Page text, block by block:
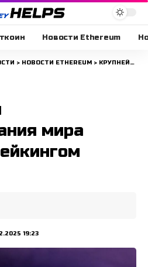
Новости Ethereum
> НОВОСТИ ETHEREUM > КРУПНЕЙШАЯ ИНВЕСТКОМПАНИЯ МИРА ЗАЙМЁТСЯ СТЕЙКИНГОМ ETHEREUM
мира
19:23